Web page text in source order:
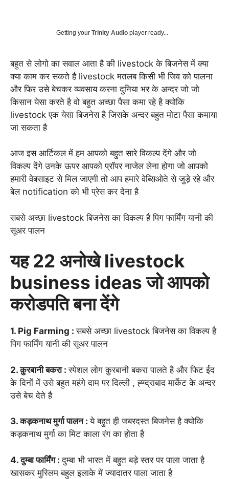
Getting your Trinity Audio player ready...
बहुत से लोगो का सवाल आता है की livestock के बिजनेस में क्या
क्या काम कर सकते है livestock मतलब किसी भी जिव को पालना
और फिर उसे बेचकर व्यवसाय करना दुनिया भर के अन्दर जो जो
किसान येसा करते है वो बहुत अच्छा पैसा कमा रहे है क्योकि
livestock एक येसा बिजनेस है जिसके अन्दर बहुत मोटा पैसा कमाया
जा सकता है
आज इस आर्टिकल में हम आपको बहुत सारे विकल्प देंगे और जो
विकल्प देंगे उनके ऊपर आपको प्रॉपर नाजेल लेना होगा जो आपको
हमारी वेबसाइट से मिल जाएगी तो आप हमारे वेब्सिओते से जुड़े रहे और
बेल notification को भी प्रेस कर देना है
सबसे अच्छा livestock बिजनेस का विकल्प है पिग फार्मिंग यानी की
सूअर पालन
यह 22 अनोखे livestock
business ideas जो आपको
करोडपति बना देंगे
1. Pig Farming :सबसे अच्छा livestock बिजनेस का विकल्प है
पिग फार्मिंग यानी की सूअर पालन
2. क़ुरबानी बकरा :स्पेशल लोग क़ुरबानी बकरा पालते है और फिट ईद
के दिनों में उसे बहुत महंगे दाम पर दिल्ली , ह्य्द्राबाद मार्केट के अन्दर
उसे बेच देते है
3. कड़कनाथ मुर्गा पालन :ये बहुत ही जबरदस्त बिजनेस है क्योकि
कड़कनाथ मुर्गा का मिट काला रंग का होता है
4. दुम्बा फार्मिंग :दुम्बा भी भारत में बहुत बड़े स्तर पर पाला जाता है
खासकर मुस्लिम बहुल इलाके में ज्यादातर पाला जाता है